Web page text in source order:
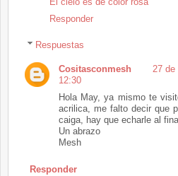
Responder
Respuestas
Cositasconmesh
27 de
12:30
Hola May, ya mismo te
acrilica, me falto decir que
caiga, hay que echarle al
Un abrazo
Mesh
Responder